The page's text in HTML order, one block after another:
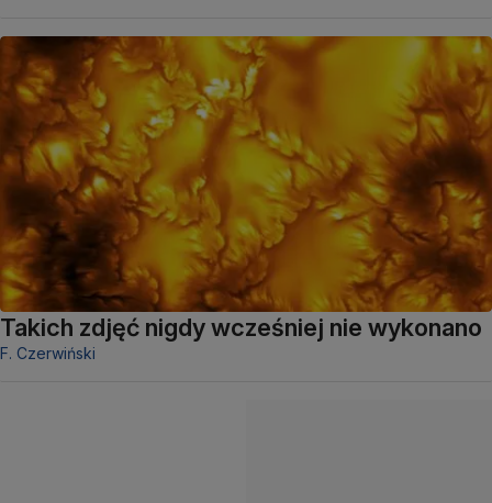
Takich zdjęć nigdy wcześniej nie wykonano
F. Czerwiński